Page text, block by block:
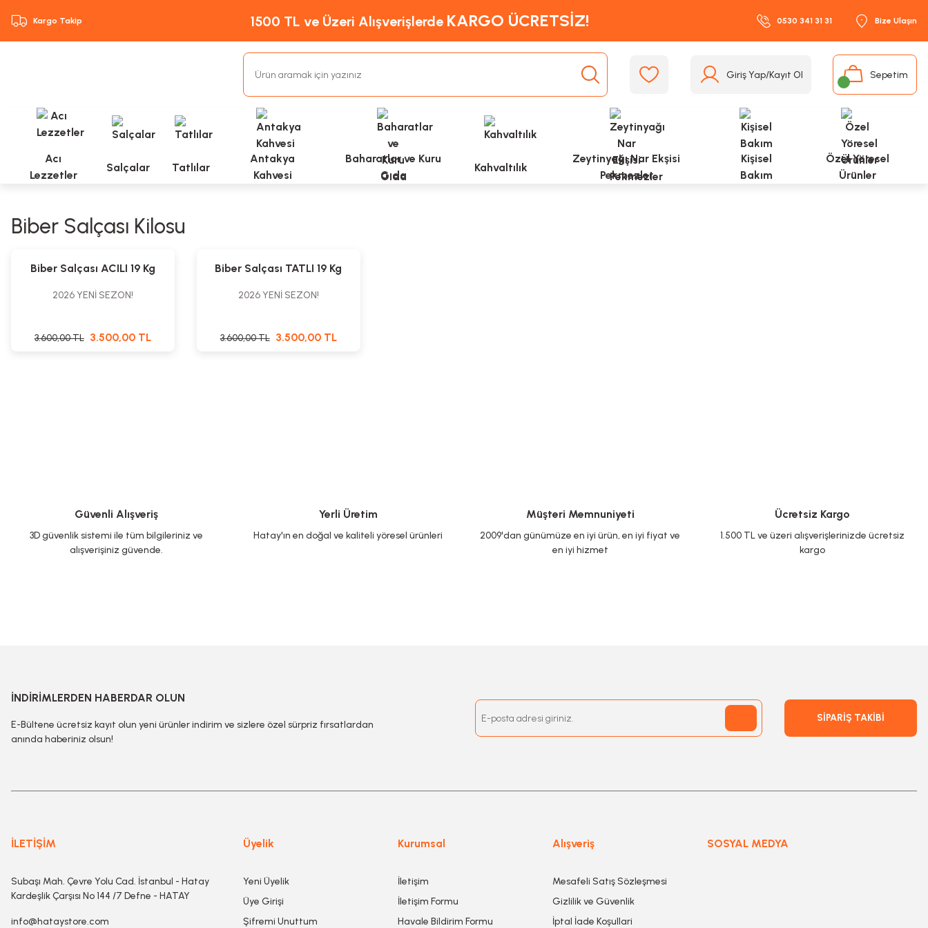
Kargo Takip 1500 TL ve Üzeri Alışverişlerde KARGO ÜCRETSİZ! 0530 341 31 31 Bize Ulaşın
Giriş Yap/Kayıt Ol Sepetim
Acı
Lezzetler
Salçalar Tatlılar
Antakya
Kahvesi
Baharatlar ve Kuru
Gıda
Kahvaltılık
Zeytinyağı Nar Ekşisi
Pekmezler
Kişisel
Bakım
Özel Yöresel
Ürünler
Biber Salçası Kilosu
%3Biber Salçası ACILI 19 Kg
2026 YENİ SEZON!
3.600,00 TL 3.500,00 TL
%3Biber Salçası TATLI 19 Kg
2026 YENİ SEZON!
3.600,00 TL 3.500,00 TL
Güvenli Alışveriş
3D güvenlik sistemi ile tüm bilgileriniz ve
alışverişiniz güvende.
Yerli Üretim
Hatay'ın en doğal ve kaliteli yöresel ürünleri
Müşteri Memnuniyeti
2009'dan günümüze en iyi ürün, en iyi fiyat ve
en iyi hizmet
Ücretsiz Kargo
1.500 TL ve üzeri alışverişlerinizde ücretsiz
kargo
İNDİRİMLERDEN HABERDAR OLUN
E-Bültene ücretsiz kayıt olun yeni ürünler indirim ve sizlere özel sürpriz fırsatlardan
anında haberiniz olsun!
SİPARİŞ TAKİBİ
İLETİŞİM
Subaşı Mah. Çevre Yolu Cad. İstanbul - Hatay
Kardeşlik Çarşısı No 144 /7 Defne - HATAY
info@hataystore.com
Üyelik
Yeni Üyelik
Üye Girişi
Şifremi Unuttum
Kurumsal
İletişim
İletişim Formu
Havale Bildirim Formu
Alışveriş
Mesafeli Satış Sözleşmesi
Gizlilik ve Güvenlik
İptal İade Koşullari
SOSYAL MEDYA